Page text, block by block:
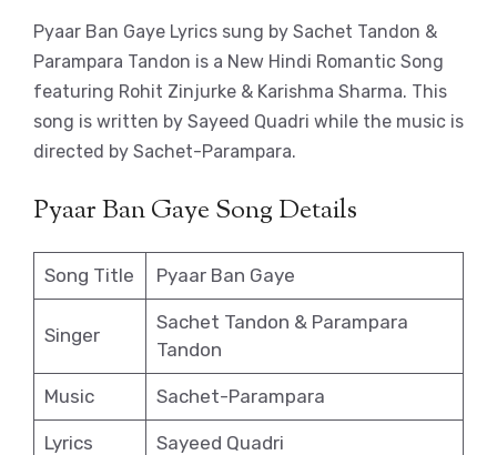
Pyaar Ban Gaye Lyrics sung by Sachet Tandon &
Parampara Tandon is a New Hindi Romantic Song
featuring Rohit Zinjurke & Karishma Sharma. This
song is written by Sayeed Quadri while the music is
directed by Sachet-Parampara.
Pyaar Ban Gaye Song Details
Song Title Pyaar Ban Gaye
Singer
Sachet Tandon & Parampara
Tandon
Music Sachet-Parampara
Lyrics Sayeed Quadri